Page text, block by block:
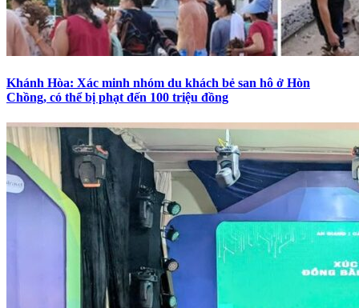
Khánh Hòa: Xác minh nhóm du khách bẻ san hô ở Hòn
Chồng, có thể bị phạt đến 100 triệu đồng